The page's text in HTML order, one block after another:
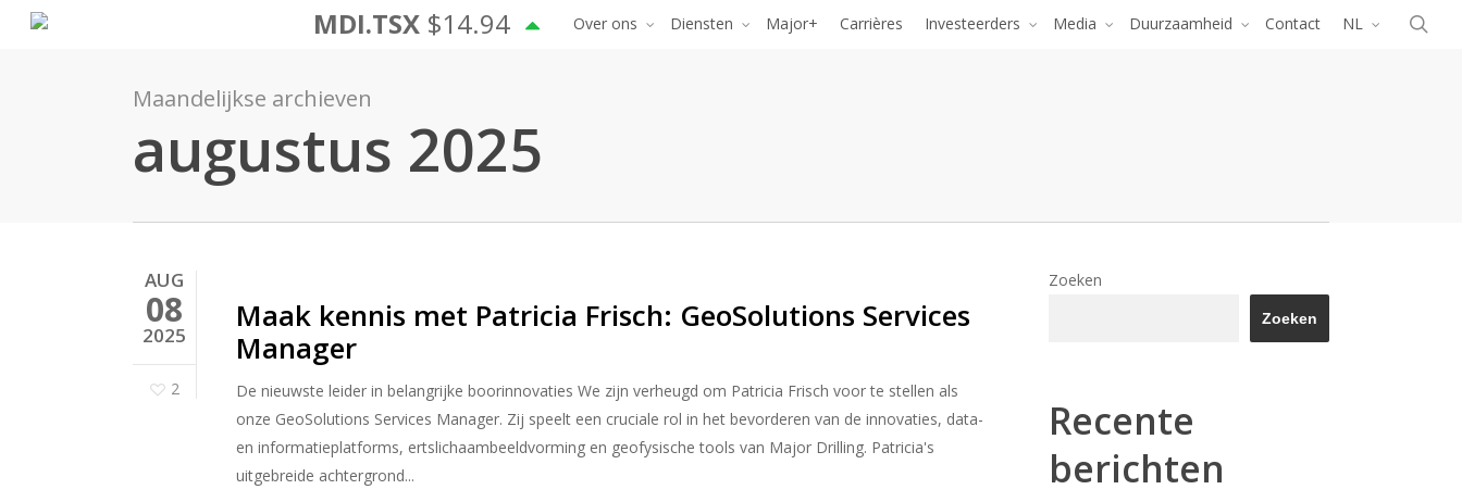
MDI.TSX $14.94 Over ons Diensten Major+ Carrières Investeerders Media Duurzaamheid Contact NL
Maandelijkse archieven
augustus 2025
AUG
08
2025
2
Maak kennis met Patricia Frisch: GeoSolutions Services
Manager
De nieuwste leider in belangrijke boorinnovaties We zijn verheugd om Patricia Frisch voor te stellen als
onze GeoSolutions Services Manager. Zij speelt een cruciale rol in het bevorderen van de innovaties, data-
en informatieplatforms, ertslichaambeeldvorming en geofysische tools van Major Drilling. Patricia's
uitgebreide achtergrond...
Zoeken
Zoeken
Recente
berichten
Menu